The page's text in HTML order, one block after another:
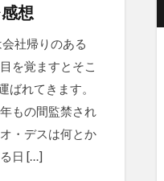
想
社帰りのある
を覚ますとそこ
ばれてきます。
もの間監禁され
・デスは何とか
日 […]